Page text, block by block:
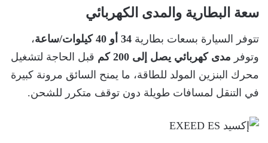
سعة البطارية والمدى الكهربائي
تتوفر السيارة بسعات بطارية 34 أو 40 كيلوات/ساعة
،
وتوفر مدى كهربائي يصل إلى 200 كم
قبل الحاجة لتشغيل
محرك البنزين المولد للطاقة، ما يمنح السائق مرونة كبيرة
في التنقل لمسافات طويلة دون توقف متكرر للشحن.